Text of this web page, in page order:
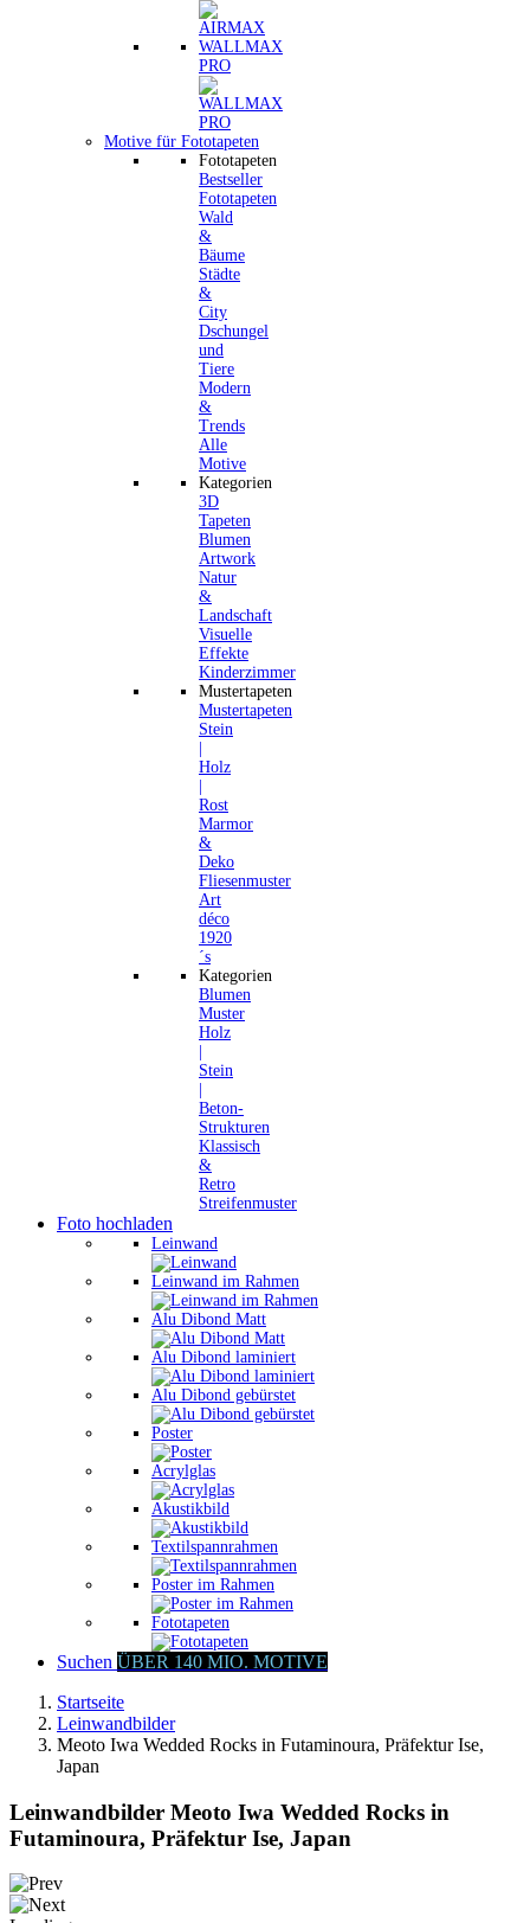
WALLMAX
PRO
Motive für Fototapeten
Fototapeten
Bestseller
Fototapeten
Wald
&
Bäume
Städte
&
City
Dschungel
und
Tiere
Modern
&
Trends
Alle
Motive
Kategorien
3D
Tapeten
Blumen
Artwork
Natur
&
Landschaft
Visuelle
Effekte
Kinderzimmer
Mustertapeten
Mustertapeten
Stein
Holz
Rost
Marmor
&
Deko
Fliesenmuster
Art
déco
1920
´s
Kategorien
Blumen
Muster
Holz
Stein
Beton-
Strukturen
Klassisch
&
Retro
Streifenmuster
Foto hochladen
Leinwand
Leinwand im Rahmen
Alu Dibond Matt
Alu Dibond laminiert
Alu Dibond gebürstet
Poster
Acrylglas
Akustikbild
Textilspannrahmen
Poster im Rahmen
Fototapeten
Suchen ÜBER 140 MIO. MOTIVE
Startseite
Leinwandbilder
Meoto Iwa Wedded Rocks in Futaminoura, Präfektur Ise,
Japan
Leinwandbilder Meoto Iwa Wedded Rocks in
Futaminoura, Präfektur Ise, Japan